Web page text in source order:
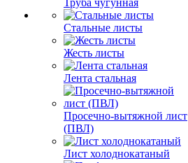
Труба чугунная
Стальные листы
Жесть листы
Лента стальная
Просечно-вытяжной лист
(ПВЛ)
Лист холоднокатаный